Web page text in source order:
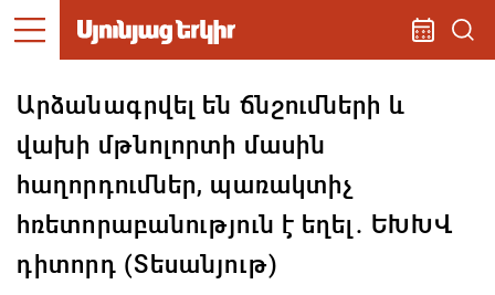
Արձանագրվել են ճնշումների և
վախի մթնոլորտի մասին
հաղորդումներ, պառակտիչ
հռետորաբանություն է եղել. ԵԽԽՎ
դիտորդ (Տեսանյութ)